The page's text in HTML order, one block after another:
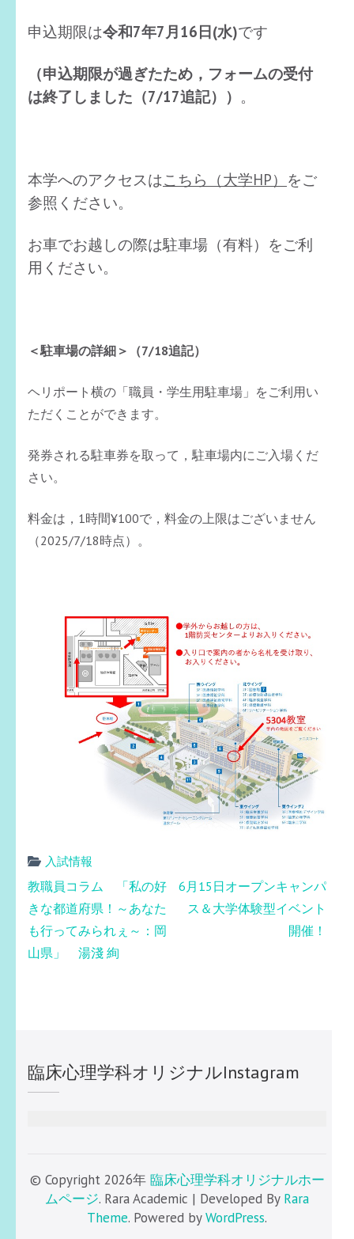
申込期限は令和7年7月16日(水)です
（申込期限が過ぎたため，フォームの受付
は終了しました（7/17追記）） 。
本学へのアクセスはこちら（大学HP） をご
参照ください。
お車でお越しの際は駐車場（有料）をご利
用ください。
＜駐車場の詳細＞（7/18追記）
ヘリポート横の「職員・学生用駐車場」をご利用い
ただくことができます。
発券される駐車券を取って，駐車場内にご入場くだ
さい。
料金は，1時間¥100で，料金の上限はございません
（2025/7/18時点）。
入試情報
投
稿
ナ
ビ
ン
教職員コラム 「私の好
きな都道府県！～あなた
も行ってみられぇ～：岡
山県」 湯淺 絢
6月15日オープンキャンパ
ス＆大学体験型イベント
開催！
臨床心理学科オリジナルInstagram
© Copyright 2026年 臨床心理学科オリジナルホー
ムページ. Rara Academic | Developed By Rara
Theme. Powered byWordPress.